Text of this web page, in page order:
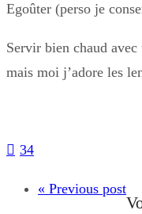
Egoûter (perso je
Servir bien chaud
mais moi j’adore les
34
« Previous post